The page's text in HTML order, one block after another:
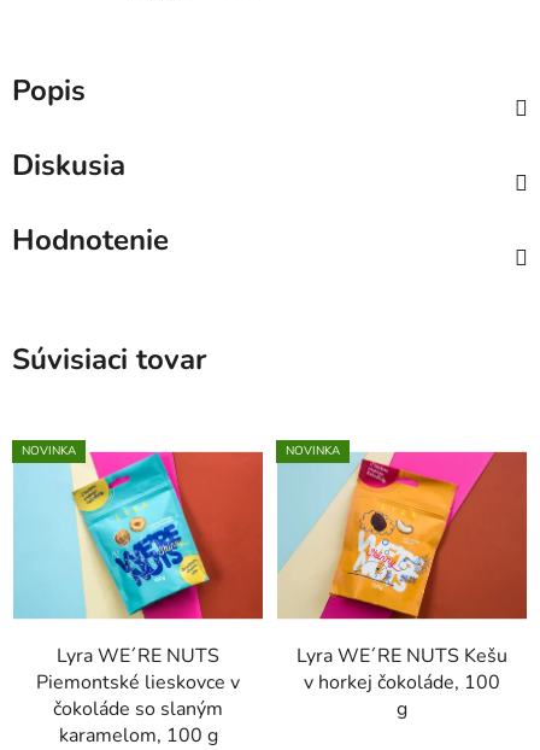
Popis
Diskusia
Hodnotenie
Súvisiaci tovar
NOVINKA
Lyra WE´RE NUTS
Piemontské lieskovce v
čokoláde so slaným
karamelom, 100 g
NOVINKA
Lyra WE´RE NUTS Kešu
v horkej čokoláde, 100
g